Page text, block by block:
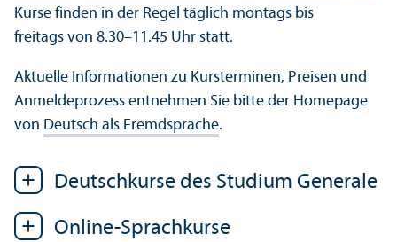
Kurse finden in der Regel täglich montags bis
freitags von 8.30–11.45 Uhr statt.
Aktuelle Informationen zu Kursterminen, Preisen und
Anmeldeprozess entnehmen Sie bitte der Homepage
von Deutsch als Fremdsprache.
Deutschkurse des Studium Generale
Online-Sprach­kurse